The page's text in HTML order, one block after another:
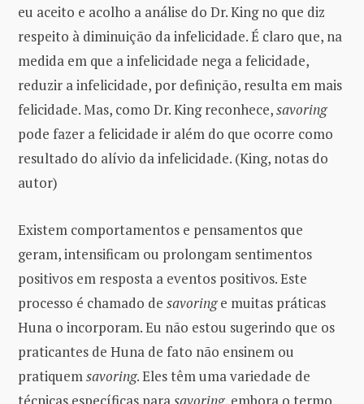
eu aceito e acolho a análise do Dr. King no que diz
respeito à diminuição da infelicidade. É claro que, na
medida em que a infelicidade nega a felicidade,
reduzir a infelicidade, por definição, resulta em mais
felicidade. Mas, como Dr. King reconhece,savoring
pode fazer a felicidade ir além do que ocorre como
resultado do alívio da infelicidade. (King, notas do
autor)
Existem comportamentos e pensamentos que
geram, intensificam ou prolongam sentimentos
positivos em resposta a eventos positivos. Este
processo é chamado de savoringe muitas práticas
Huna o incorporam. Eu não estou sugerindo que os
praticantes de Huna de fato não ensinem ou
pratiquemsavoring. Eles têm uma variedade de